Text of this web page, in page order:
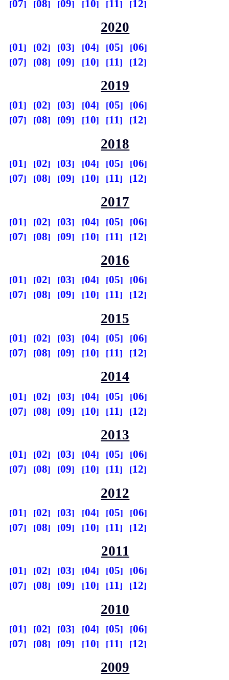
07 08 09 10 11 12
2020
01 02 03 04 05
06
07
08 09 10 11 12
2019
01 02 03 04 05
06
07
08 09 10 11 12
2018
01 02 03 04 05
06
07
08 09 10 11 12
2017
01 02 03 04 05
06
07
08 09 10 11 12
2016
01 02 03 04 05
06
07
08 09 10 11 12
2015
01 02 03 04 05
06
07
08 09 10 11 12
2014
01 02 03 04 05
06
07
08 09 10 11 12
2013
01 02 03 04 05
06
07
08 09 10 11 12
2012
01 02 03 04 05
06
07
08 09 10 11 12
2011
01 02 03 04 05
06
07
08 09 10 11 12
2010
01 02 03 04 05
06
07
08 09 10 11 12
2009